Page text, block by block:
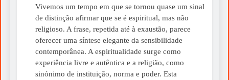
Vivemos um tempo em que se tornou quase um sinal
de distinção afirmar que se é espiritual, mas não
religioso. A frase, repetida até à exaustão, parece
oferecer uma síntese elegante da sensibilidade
contemporânea. A espiritualidade surge como
experiência livre e autêntica e a religião, como
sinónimo de instituição, norma e poder. Esta